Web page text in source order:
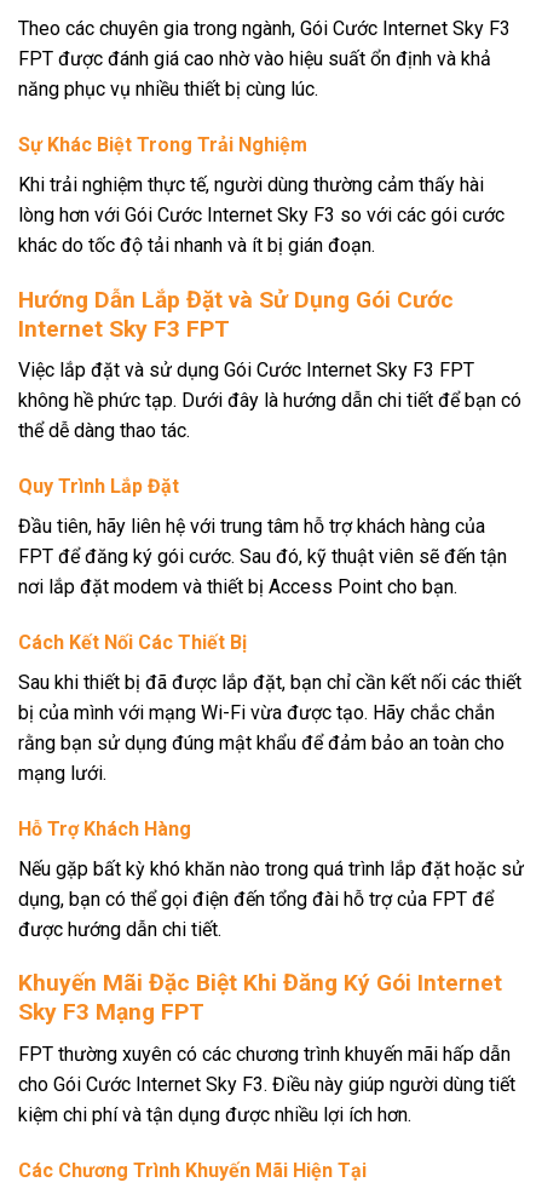
Theo các chuyên gia trong ngành, Gói Cước Internet Sky F3
FPT được đánh giá cao nhờ vào hiệu suất ổn định và khả
năng phục vụ nhiều thiết bị cùng lúc.
Sự Khác Biệt Trong Trải Nghiệm
Khi trải nghiệm thực tế, người dùng thường cảm thấy hài
lòng hơn với Gói Cước Internet Sky F3 so với các gói cước
khác do tốc độ tải nhanh và ít bị gián đoạn.
Hướng Dẫn Lắp Đặt và Sử Dụng Gói Cước
Internet Sky F3 FPT
Việc lắp đặt và sử dụng Gói Cước Internet Sky F3 FPT
không hề phức tạp. Dưới đây là hướng dẫn chi tiết để bạn có
thể dễ dàng thao tác.
Quy Trình Lắp Đặt
Đầu tiên, hãy liên hệ với trung tâm hỗ trợ khách hàng của
FPT để đăng ký gói cước. Sau đó, kỹ thuật viên sẽ đến tận
nơi lắp đặt modem và thiết bị Access Point cho bạn.
Cách Kết Nối Các Thiết Bị
Sau khi thiết bị đã được lắp đặt, bạn chỉ cần kết nối các thiết
bị của mình với mạng Wi-Fi vừa được tạo. Hãy chắc chắn
rằng bạn sử dụng đúng mật khẩu để đảm bảo an toàn cho
mạng lưới.
Hỗ Trợ Khách Hàng
Nếu gặp bất kỳ khó khăn nào trong quá trình lắp đặt hoặc sử
dụng, bạn có thể gọi điện đến tổng đài hỗ trợ của FPT để
được hướng dẫn chi tiết.
Khuyến Mãi Đặc Biệt Khi Đăng Ký Gói Internet
Sky F3 Mạng FPT
FPT thường xuyên có các chương trình khuyến mãi hấp dẫn
cho Gói Cước Internet Sky F3. Điều này giúp người dùng tiết
kiệm chi phí và tận dụng được nhiều lợi ích hơn.
Các Chương Trình Khuyến Mãi Hiện Tại